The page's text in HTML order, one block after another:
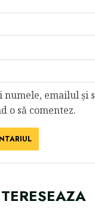
numele, emailul
o să comentez.